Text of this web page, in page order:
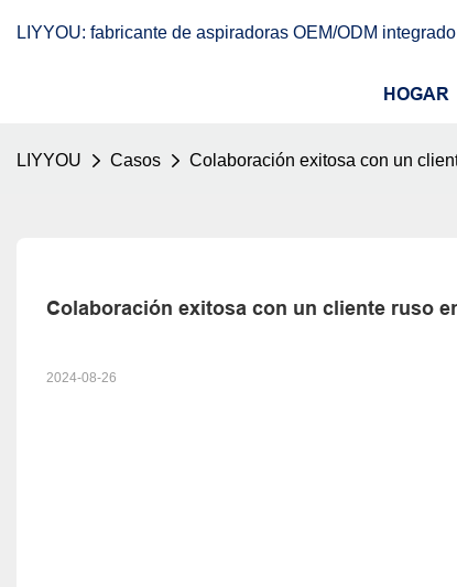
LIYYOU: fabricante de aspiradoras OEM/ODM
HOGAR
LIYYOU Casos Colaboración exitosa con un
Colaboración exitosa con un cliente ruso
2024-08-26